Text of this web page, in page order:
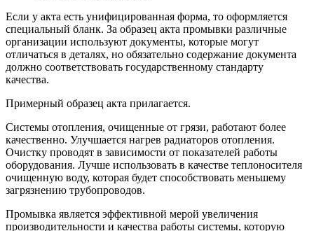
Если у акта есть унифицированная форма, то оформляется
специальный бланк. За образец акта промывки различные
организации используют документы, которые могут
отличаться в деталях, но обязательно содержание документа
должно соответствовать государственному стандарту
качества.
Примерный образец акта прилагается.
Системы отопления, очищенные от грязи, работают более
качественно. Улучшается нагрев радиаторов отопления.
Очистку проводят в зависимости от показателей работы
оборудования. Лучше использовать в качестве теплоносителя
очищенную воду, которая будет способствовать меньшему
загрязнению трубопроводов.
Промывка является эффективной мерой увеличения
производительности и качества работы системы, которую